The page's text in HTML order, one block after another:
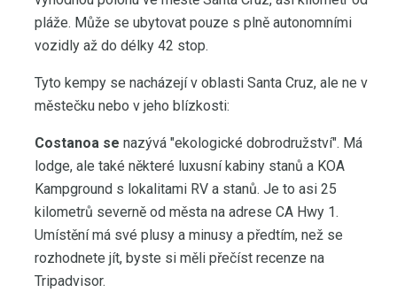
pláže. Může se ubytovat pouze s plně autonomními
vozidly až do délky 42 stop.
Tyto kempy se nacházejí v oblasti Santa Cruz, ale ne v
městečku nebo v jeho blízkosti:
Costanoa se nazývá "ekologické dobrodružství". Má
lodge, ale také některé luxusní kabiny stanů a KOA
Kampground s lokalitami RV a stanů. Je to asi 25
kilometrů severně od města na adrese CA Hwy 1.
Umístění má své plusy a minusy a předtím, než se
rozhodnete jít, byste si měli přečíst recenze na
Tripadvisor.